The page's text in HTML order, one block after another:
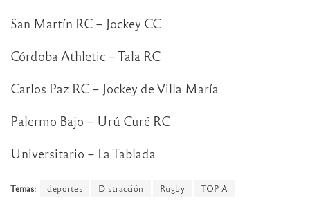
San Martín RC – Jockey CC
Córdoba Athletic – Tala RC
Carlos Paz RC – Jockey de Villa María
Palermo Bajo – Urú Curé RC
Universitario – La Tablada
Temas: deportes Distracción Rugby TOP A